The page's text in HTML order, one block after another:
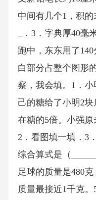
中间有几个1，积的
_．3．字典厚40毫
跑中，东东用了
白部分占整个图形
察，我会填。1．
己的糖给了小明2
在糖的5倍。小强原
2．看图填一填．3
综合算式是（
足球的质量是480
质量最接近1千克